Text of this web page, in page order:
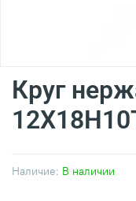
Наличие: В наличии
Круг